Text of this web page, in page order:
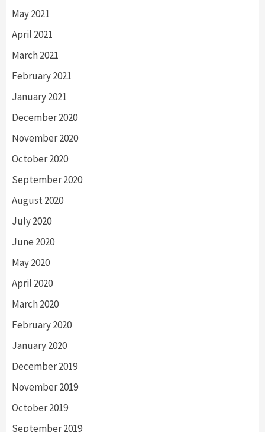
May 2021
April 2021
March 2021
February 2021
January 2021
December 2020
November 2020
October 2020
September 2020
August 2020
July 2020
June 2020
May 2020
April 2020
March 2020
February 2020
January 2020
December 2019
November 2019
October 2019
September 2019